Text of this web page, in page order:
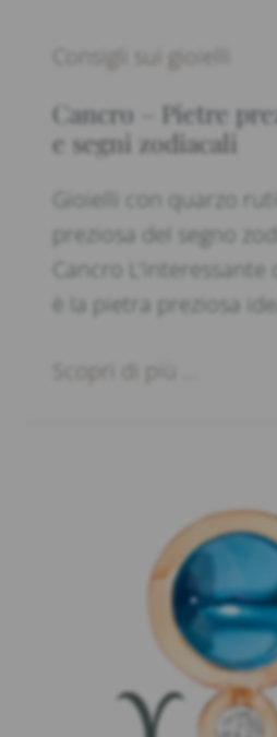
Consigli sui gioielli
Cancro – Pietre
e segni zodiacali
Gioielli con quarzo
preziosa del segno
Cancro
è la pietra preziosa
Scopri di più ...